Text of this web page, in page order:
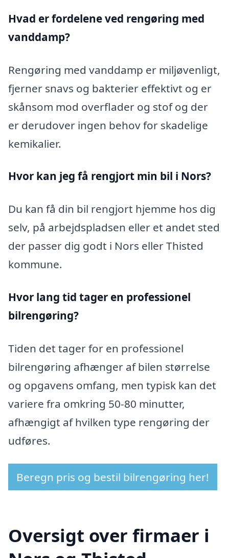
Hvad er fordelene ved rengøring med
vanddamp?
Rengøring med vanddamp er miljøvenligt,
fjerner snavs og bakterier effektivt og er
skånsom mod overflader og stof og der
er derudover ingen behov for skadelige
kemikalier.
Hvor kan jeg få rengjort min bil i Nors?
Du kan få din bil rengjort hjemme hos dig
selv, på arbejdspladsen eller et andet sted
der passer dig godt i Nors eller Thisted
kommune.
Hvor lang tid tager en professionel
bilrengøring?
Tiden det tager for en professionel
bilrengøring afhænger af bilen størrelse
og opgavens omfang, men typisk kan det
variere fra omkring 50-80 minutter,
afhængigt af hvilken type rengøring der
udføres.
Beregn pris og bestil bilrengøring her!
Oversigt over firmaer i